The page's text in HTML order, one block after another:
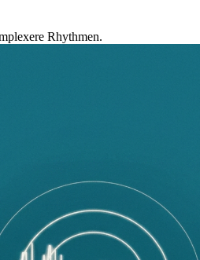
Rhythmen.